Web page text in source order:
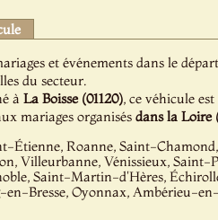
et événements dans le
du secteur.
à La Boisse (01120), ce véhicule
mariages organisés dans la Loire
Étienne, Roanne, Saint-
Villeurbanne, Vénissieux, Saint-
Saint-Martin-d'Hères,
Bresse, Oyonnax, Ambérieu-